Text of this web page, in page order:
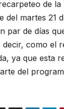
de la
del martes 21
par de días
decir, como el
ya que esta
del